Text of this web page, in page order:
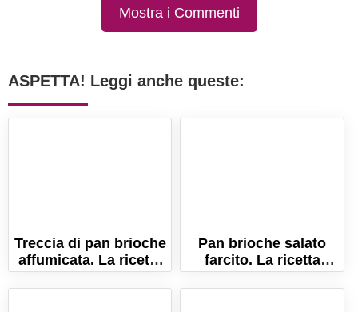
Mostra i Commenti
ASPETTA! Leggi anche queste:
Treccia di pan brioche
affumicata. La ricetta
della treccia salata
morbidissima!
Pan brioche salato
farcito. La ricetta
semplice per farlo
sofficissimo!